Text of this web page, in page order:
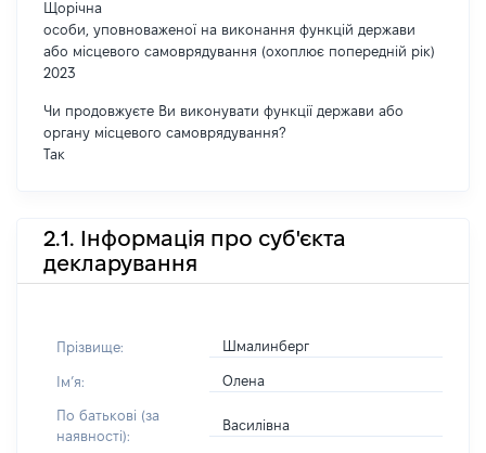
Щорічна
особи, уповноваженої на виконання функцій держави
або місцевого самоврядування (охоплює попередній рік)
2023
Чи продовжуєте Ви виконувати функції держави або
органу місцевого самоврядування?
Так
2.1. Інформація про суб'єкта
декларування
Прізвище: Шмалинберг
Імʼя: Олена
По батькові (за
наявності):
Василівна